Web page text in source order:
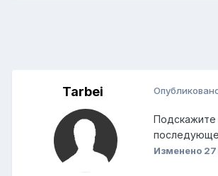
Tarbei
Подскажите
Изменено